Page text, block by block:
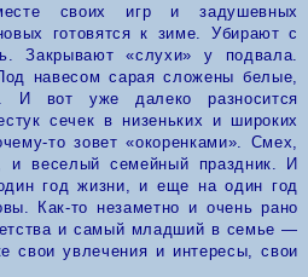
своих игр и задушевных
готовятся к зиме. Убирают с
Закрывают «слухи» у подвала.
навесом сарая сложены белые,
И вот уже далеко разносится
сечек в низеньких и широких
то зовет «окоренками». Смех,
веселый семейный праздник.
И
год жизни, и еще на один год
Как-то незаметно и очень рано
и самый младший в семье —
свои увлечения и интересы, свои